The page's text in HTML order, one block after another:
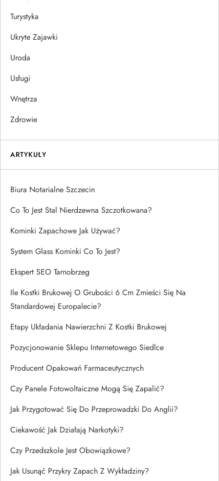
Turystyka
Ukryte Zajawki
Uroda
Usługi
Wnętrza
Zdrowie
ARTYKUŁY
Biura Notarialne Szczecin
Co To Jest Stal Nierdzewna Szczotkowana?
Kominki Zapachowe Jak Używać?
System Glass Kominki Co To Jest?
Ekspert SEO Tarnobrzeg
Ile Kostki Brukowej O Grubości 6 Cm Zmieści Się Na
Standardowej Europalecie?
Etapy Układania Nawierzchni Z Kostki Brukowej
Pozycjonowanie Sklepu Internetowego Siedlce
Producent Opakowań Farmaceutycznych
Czy Panele Fotowoltaiczne Mogą Się Zapalić?
Jak Przygotować Się Do Przeprowadzki Do Anglii?
Ciekawość Jak Działają Narkotyki?
Czy Przedszkole Jest Obowiązkowe?
Jak Usunąć Przykry Zapach Z Wykładziny?